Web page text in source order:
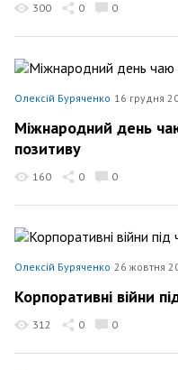
300 0 0
Олексій Буряченко 16 грудня
Міжнародний день
позитиву
160 0 0
Олексій Буряченко 26 жовтня
Корпоративні війни
312 0 0